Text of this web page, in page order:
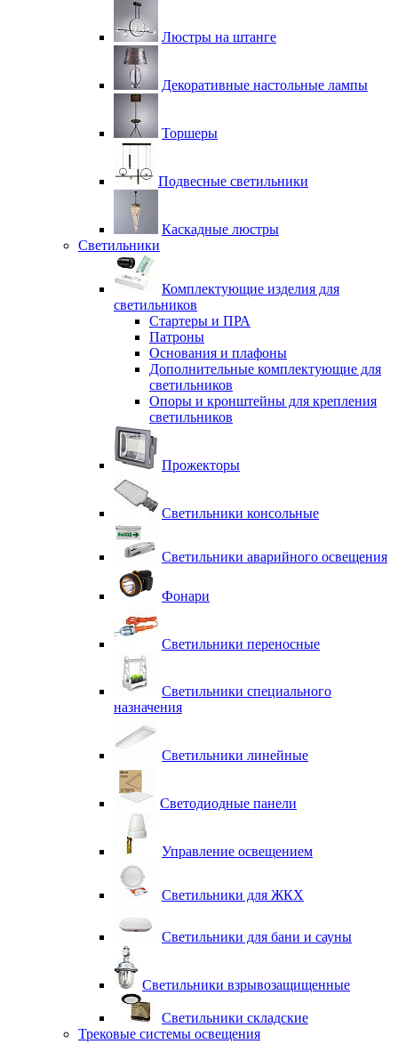
Люстры на штанге
Декоративные настольные лампы
Торшеры
Подвесные светильники
Каскадные люстры
Светильники
Комплектующие изделия для
светильников
Стартеры и ПРА
Патроны
Основания и плафоны
Дополнительные комплектующие для
светильников
Опоры и кронштейны для крепления
светильников
Прожекторы
Светильники консольные
Светильники аварийного освещения
Фонари
Светильники переносные
Светильники специального
назначения
Светильники линейные
Светодиодные панели
Управление освещением
Светильники для ЖКХ
Светильники для бани и сауны
Светильники взрывозащищенные
Светильники складские
Трековые системы освещения